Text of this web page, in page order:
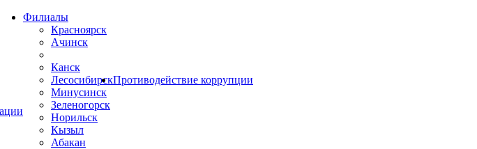
Филиалы
Красноярск
Ачинск
Канск
Лесосибирск
Минусинск
Зеленогорск
Норильск
Кызыл
Абакан
Противодействие коррупции